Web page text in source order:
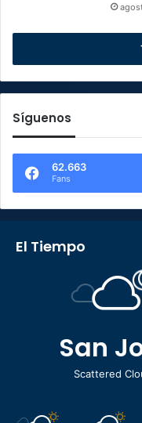
Síguenos
62.663
Fans
El Tiempo
San
Scattered